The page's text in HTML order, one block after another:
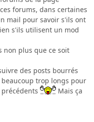
forums, dans certaines
mail pour savoir s'ils ont
s'ils utilisent un mod
non plus que ce soit
des posts bourrés
trop longs pour
Mais ça